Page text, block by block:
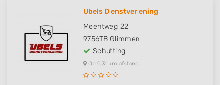
Ubels Dienstverlening
Meentweg 22
9756TB Glimmen
Schutting
Op 9,31 km afstand